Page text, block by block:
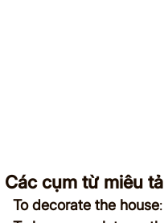
Các cụm từ miêu
To decorate the house